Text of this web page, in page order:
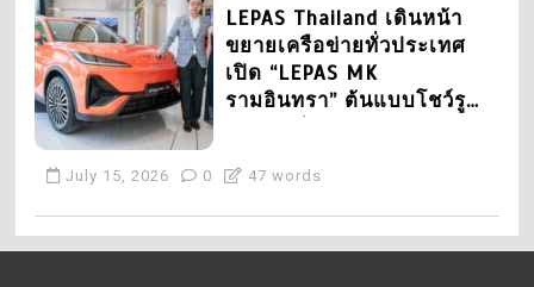
Dining ริมเจ้าพระยา เมนู
พิเศษ และของขวัญแทนใจ
จากหลากหลายแบรนด์
August 5, 2026 163 words
2
บี.กริม และ บางกอกโพสต์
เดินหน้าส่งต่อพลังแห่งการ
ให้ ผ่าน Bangkok Post
LEPAS Thailand เดินหน้า
ขยายเครือข่ายทั่วประเทศ
เปิด “LEPAS MK
รามอินทรา” ต้นแบบโชว์รูม
July 15, 2026 0 47 words
4